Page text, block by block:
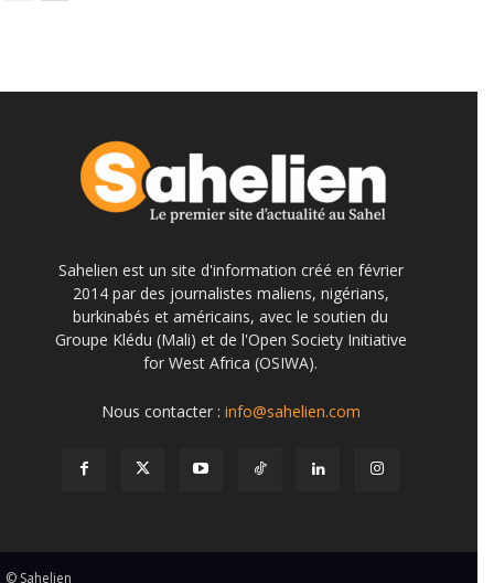
Sahelien est un site d'information créé en février
2014 par des journalistes maliens, nigérians,
burkinabés et américains, avec le soutien du
Groupe Klédu (Mali) et de l'Open Society Initiative
for West Africa (OSIWA).
Nous contacter : info@sahelien.com
© Sahelien